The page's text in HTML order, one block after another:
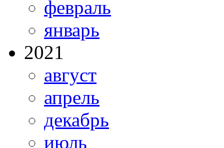
февраль
январь
2021
август
апрель
декабрь
июль